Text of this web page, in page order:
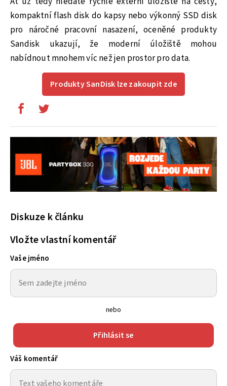
kompaktní flash disk do kapsy nebo výkonný SSD disk
pro náročné pracovní nasazení, oceněné produkty
Sandisk ukazují, že moderní úložiště mohou
nabídnout mnohem víc než jen prostor pro data.
Produkty SanDisk lze zakoupit zde
Diskuze k článku
Vložte vlastní komentář
Vaše jméno
nebo
Přihlásit se
Váš komentář